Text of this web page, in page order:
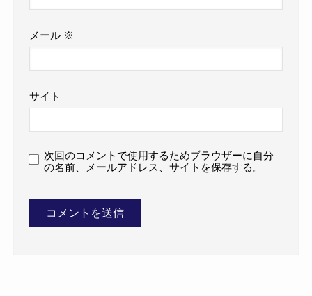
メール ※
サイト
次回のコメントで使用するためブラウザーに自分
の名前、メールアドレス、サイトを保存する。